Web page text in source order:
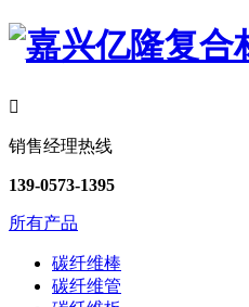

销售经理热线
139-0573-1395
所有产品
碳纤维棒
碳纤维管